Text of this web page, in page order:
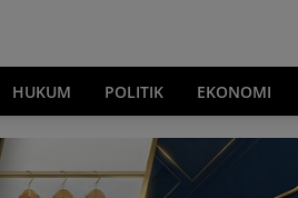
HUKUM POLITIK EKONOMI